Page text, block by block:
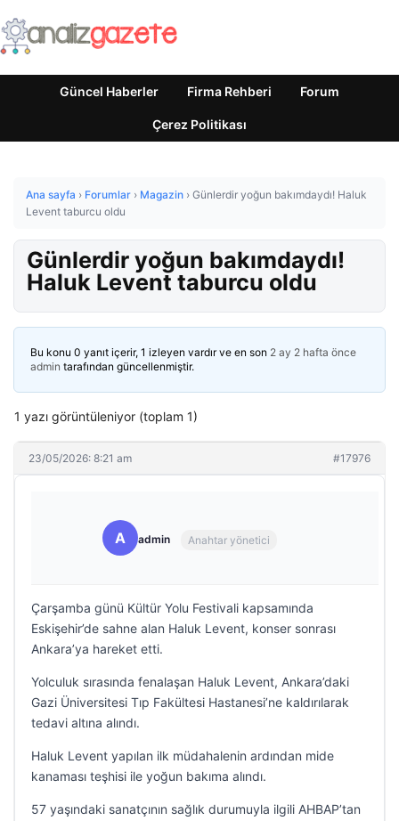
Güncel Haberler Firma Rehberi Forum
Çerez Politikası
Ana sayfa › Forumlar › Magazin › Günlerdir yoğun bakımdaydı! Haluk
Levent taburcu oldu
Günlerdir yoğun bakımdaydı!
Haluk Levent taburcu oldu
Bu konu 0 yanıt içerir, 1 izleyen vardır ve en son 2 ay 2 hafta önce
admin tarafından güncellenmiştir.
1 yazı görüntüleniyor (toplam 1)
23/05/2026: 8:21 am #17976
A admin Anahtar yönetici
Çarşamba günü Kültür Yolu Festivali kapsamında
Eskişehir’de sahne alan Haluk Levent, konser sonrası
Ankara’ya hareket etti.
Yolculuk sırasında fenalaşan Haluk Levent, Ankara’daki
Gazi Üniversitesi Tıp Fakültesi Hastanesi’ne kaldırılarak
tedavi altına alındı.
Haluk Levent yapılan ilk müdahalenin ardından mide
kanaması teşhisi ile yoğun bakıma alındı.
57 yaşındaki sanatçının sağlık durumuyla ilgili AHBAP’tan